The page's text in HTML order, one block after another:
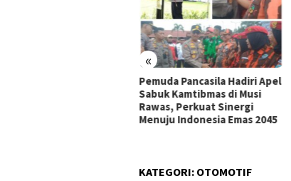
«
Pemuda Pancasila Hadiri Apel
Sabuk Kamtibmas di Musi
Rawas, Perkuat Sinergi
Menuju Indonesia Emas 2045
KATEGORI: OTOMOTIF